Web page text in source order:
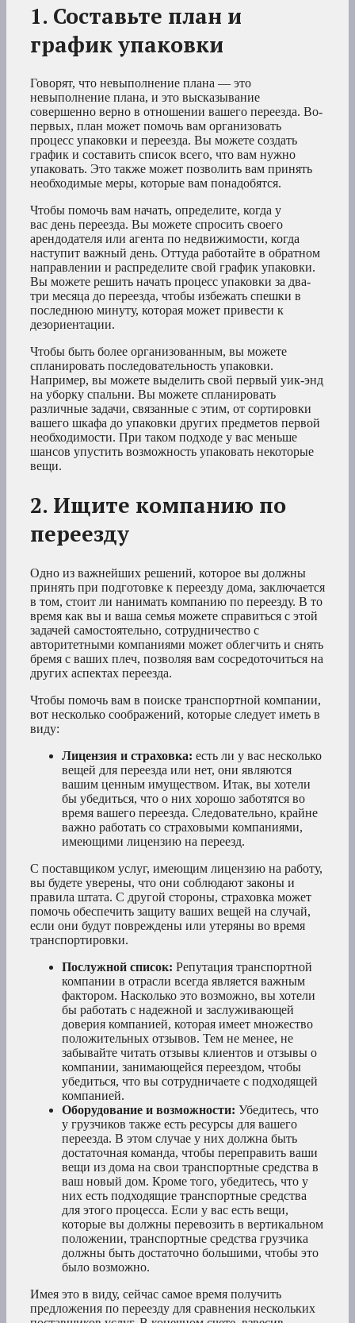
1. Составьте план и
график упаковки
Говорят, что невыполнение плана — это
невыполнение плана, и это высказывание
совершенно верно в отношении вашего переезда. Во-
первых, план может помочь вам организовать
процесс упаковки и переезда. Вы можете создать
график и составить список всего, что вам нужно
упаковать. Это также может позволить вам принять
необходимые меры, которые вам понадобятся.
Чтобы помочь вам начать, определите, когда у
вас день переезда. Вы можете спросить своего
арендодателя или агента по недвижимости, когда
наступит важный день. Оттуда работайте в обратном
направлении и распределите свой график упаковки.
Вы можете решить начать процесс упаковки за два-
три месяца до переезда, чтобы избежать спешки в
последнюю минуту, которая может привести к
дезориентации.
Чтобы быть более организованным, вы можете
спланировать последовательность упаковки.
Например, вы можете выделить свой первый уик-энд
на уборку спальни. Вы можете спланировать
различные задачи, связанные с этим, от сортировки
вашего шкафа до упаковки других предметов первой
необходимости. При таком подходе у вас меньше
шансов упустить возможность упаковать некоторые
вещи.
2. Ищите компанию по
переезду
Одно из важнейших решений, которое вы должны
принять при подготовке к переезду дома, заключается
в том, стоит ли нанимать компанию по переезду. В то
время как вы и ваша семья можете справиться с этой
задачей самостоятельно, сотрудничество с
авторитетными компаниями может облегчить и снять
бремя с ваших плеч, позволяя вам сосредоточиться на
других аспектах переезда.
Чтобы помочь вам в поиске транспортной компании,
вот несколько соображений, которые следует иметь в
виду:
Лицензия и страховка: есть ли у вас несколько
вещей для переезда или нет, они являются
вашим ценным имуществом. Итак, вы хотели
бы убедиться, что о них хорошо заботятся во
время вашего переезда. Следовательно, крайне
важно работать со страховыми компаниями,
имеющими лицензию на переезд.
С поставщиком услуг, имеющим лицензию на работу,
вы будете уверены, что они соблюдают законы и
правила штата. С другой стороны, страховка может
помочь обеспечить защиту ваших вещей на случай,
если они будут повреждены или утеряны во время
транспортировки.
Послужной список: Репутация транспортной
компании в отрасли всегда является важным
фактором. Насколько это возможно, вы хотели
бы работать с надежной и заслуживающей
доверия компанией, которая имеет множество
положительных отзывов. Тем не менее, не
забывайте читать отзывы клиентов и отзывы о
компании, занимающейся переездом, чтобы
убедиться, что вы сотрудничаете с подходящей
компанией.
Оборудование и возможности: Убедитесь, что
у грузчиков также есть ресурсы для вашего
переезда. В этом случае у них должна быть
достаточная команда, чтобы переправить ваши
вещи из дома на свои транспортные средства в
ваш новый дом. Кроме того, убедитесь, что у
них есть подходящие транспортные средства
для этого процесса. Если у вас есть вещи,
которые вы должны перевозить в вертикальном
положении, транспортные средства грузчика
должны быть достаточно большими, чтобы это
было возможно.
Имея это в виду, сейчас самое время получить
предложения по переезду для сравнения нескольких